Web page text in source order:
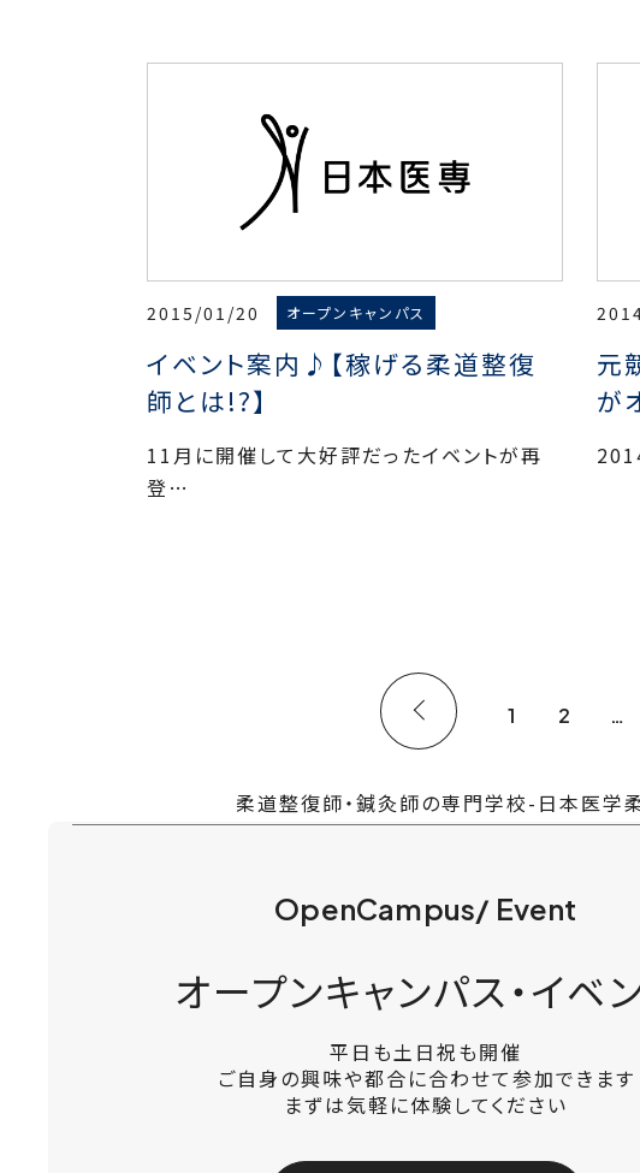
2015/01/20 オープンキャンパス
イベント案内♪【稼げる柔道整復
師とは!?】
11月に開催して大好評だったイベントが再
登…
元
が
1 2
柔道整復師・鍼灸師の専門学校-日本医学
OpenCampus/ Event
オープンキャンパス・イベ
平日も土日祝も開催
ご自身の興味や都合に合わせて参加できます
まずは気軽に体験してください